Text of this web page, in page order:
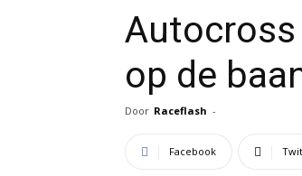
Autocross
op de
Door Raceflash -
Facebook